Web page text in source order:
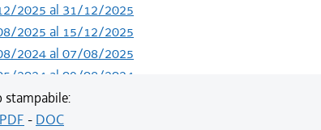
2025 al 31/12/2025
2025 al 15/12/2025
2024 al 07/08/2025
2024 al 09/08/2024
2024 al 13/05/2024
2023 al 31/12/2023
stampabile:
PDF - DOC